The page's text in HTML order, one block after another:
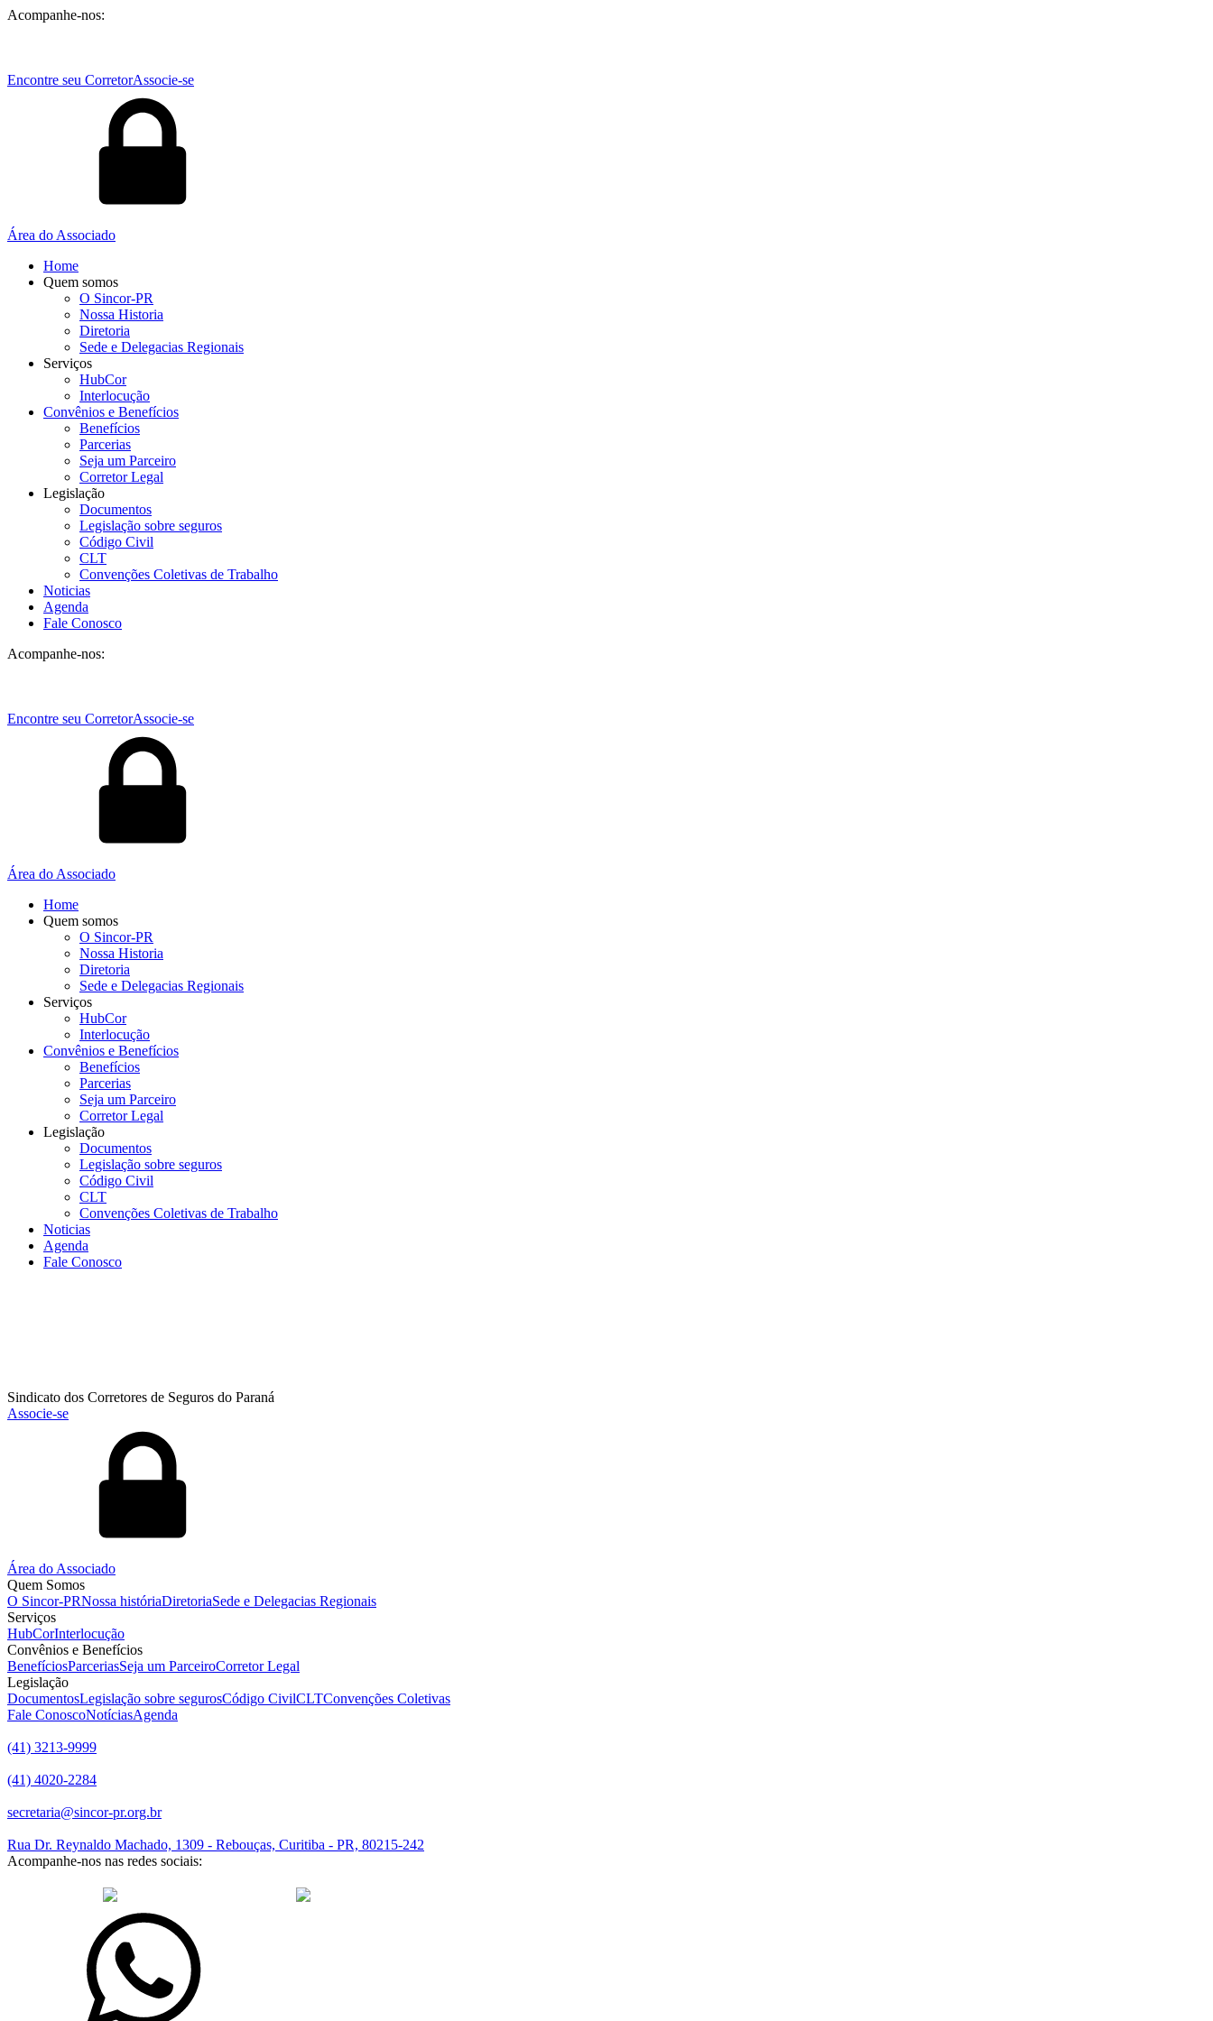
Acompanhe-nos:
Encontre seu CorretorAssocie-se
Área do Associado
Home
Quem somos
O Sincor-PR
Nossa Historia
Diretoria
Sede e Delegacias Regionais
Serviços
HubCor
Interlocução
Convênios e Benefícios
Benefícios
Parcerias
Seja um Parceiro
Corretor Legal
Legislação
Documentos
Legislação sobre seguros
Código Civil
CLT
Convenções Coletivas de Trabalho
Noticias
Agenda
Fale Conosco
Acompanhe-nos:
Encontre seu CorretorAssocie-se
Área do Associado
Home
Quem somos
O Sincor-PR
Nossa Historia
Diretoria
Sede e Delegacias Regionais
Serviços
HubCor
Interlocução
Convênios e Benefícios
Benefícios
Parcerias
Seja um Parceiro
Corretor Legal
Legislação
Documentos
Legislação sobre seguros
Código Civil
CLT
Convenções Coletivas de Trabalho
Noticias
Agenda
Fale Conosco
Sindicato dos Corretores de Seguros do Paraná
Associe-se
Área do Associado
Quem Somos
O Sincor-PRNossa históriaDiretoriaSede e Delegacias Regionais
Serviços
HubCorInterlocução
Convênios e Benefícios
BenefíciosParceriasSeja um ParceiroCorretor Legal
Legislação
DocumentosLegislação sobre segurosCódigo CivilCLTConvenções Coletivas
Fale ConoscoNotíciasAgenda
(41) 3213-9999
(41) 4020-2284
secretaria@sincor-pr.org.br
Rua Dr. Reynaldo Machado, 1309 - Rebouças, Curitiba - PR, 80215-242
Acompanhe-nos nas redes sociais: